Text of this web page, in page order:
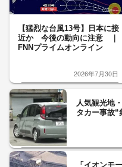
【猛烈な台風13号】日本に接
近か 今後の動向に注意 ｜
FNNプライムオンライン
2026年7月30日
人気観光地
タカー事故
「イオンモ